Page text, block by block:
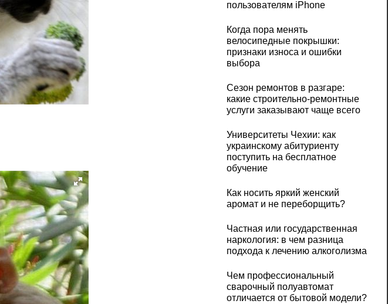
пользователям iPhone
Когда пора менять
велосипедные покрышки:
признаки износа и ошибки
выбора
Сезон ремонтов в разгаре:
какие строительно-ремонтные
услуги заказывают чаще всего
Университеты Чехии: как
украинскому абитуриенту
поступить на бесплатное
обучение
Как носить яркий женский
аромат и не переборщить?
Частная или государственная
наркология: в чем разница
подхода к лечению алкоголизма
Чем профессиональный
сварочный полуавтомат
отличается от бытовой модели?